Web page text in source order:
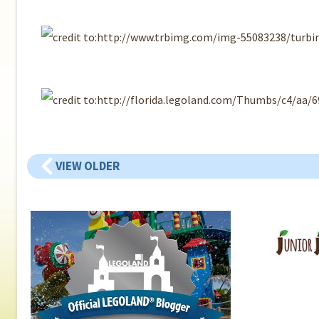
VIEW OLDER